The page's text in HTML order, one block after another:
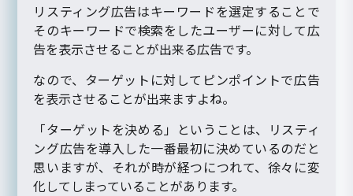
リスティング広告はキーワードを選定することで
そのキーワードで検索をしたユーザーに対して広
告を表示させることが出来る広告です。
なので、ターゲットに対してピンポイントで広告
を表示させることが出来ますよね。
「ターゲットを決める」ということは、リスティ
ング広告を導入した一番最初に決めているのだと
思いますが、それが時が経つにつれて、徐々に変
化してしまっていることがあります。